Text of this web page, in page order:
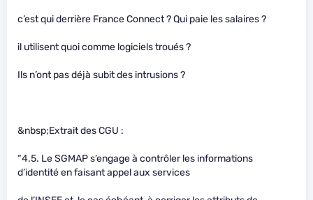
c’est qui derrière France Connect ? Qui paie les salaires ?
il utilisent quoi comme logiciels troués ?
Ils n’ont pas déjà subit des intrusions ?
&nbsp;Extrait des CGU :
“4.5. Le SGMAP s’engage à contrôler les informations
d’identité en faisant appel aux services